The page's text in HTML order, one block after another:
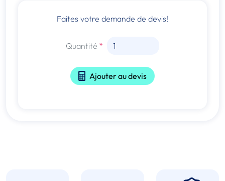
Faites votre demande de devis!
Quantité
Ajouter au devis